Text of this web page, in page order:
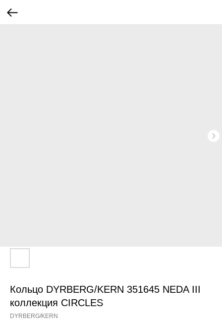
Кольцо DYRBERG/KERN 351645 NEDA III
коллекция CIRCLES
DYRBERG/KERN